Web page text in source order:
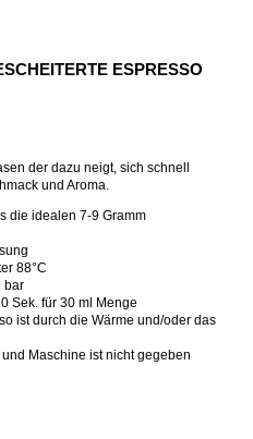
ESPRESSO
der dazu neigt, sich schnell
und Aroma.
die idealen 7-9 Gramm
88°C
bar
Sek. für 30 ml Menge
ist durch die Wärme und/oder das
Maschine ist nicht gegeben